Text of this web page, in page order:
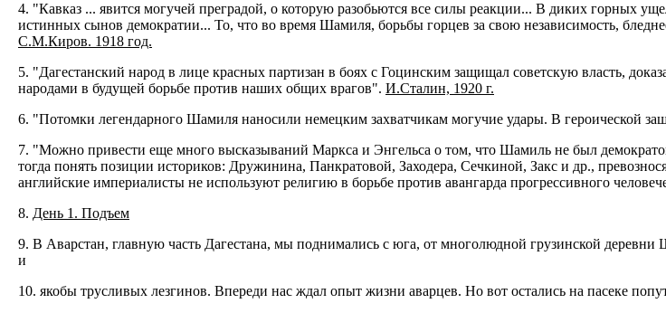
4. "Кавказ ... явится могучей преградой, о которую разобьются все силы реакции... В диких горных
истинных сынов демократии... То, что во время Шамиля, борьбы горцев за свою независимость,
С.М.Киров. 1918 год.
5. "Дагестанский народ в лице красных партизан в боях с Гоцинским защищал советскую власть,
народами в будущей борьбе против наших общих врагов". И.Сталин, 1920 г.
6. "Потомки легендарного Шамиля наносили немецким захватчикам могучие удары. В героической
7. "Можно привести еще много высказываний Маркса и Энгельса о том, что Шамиль не был
тогда понять позиции историков: Дружинина, Панкратовой, Заходера, Сечкиной, Закс и др.,
английские империалисты не используют религию в борьбе против авангарда прогрессивного
8. День 1. Подъем
9. В Аварстан, главную часть Дагестана, мы поднимались с юга, от многолюдной грузинской
и
10. якобы трусливых лезгинов. Впереди нас ждал опыт жизни аварцев. Но вот остались на пасеке